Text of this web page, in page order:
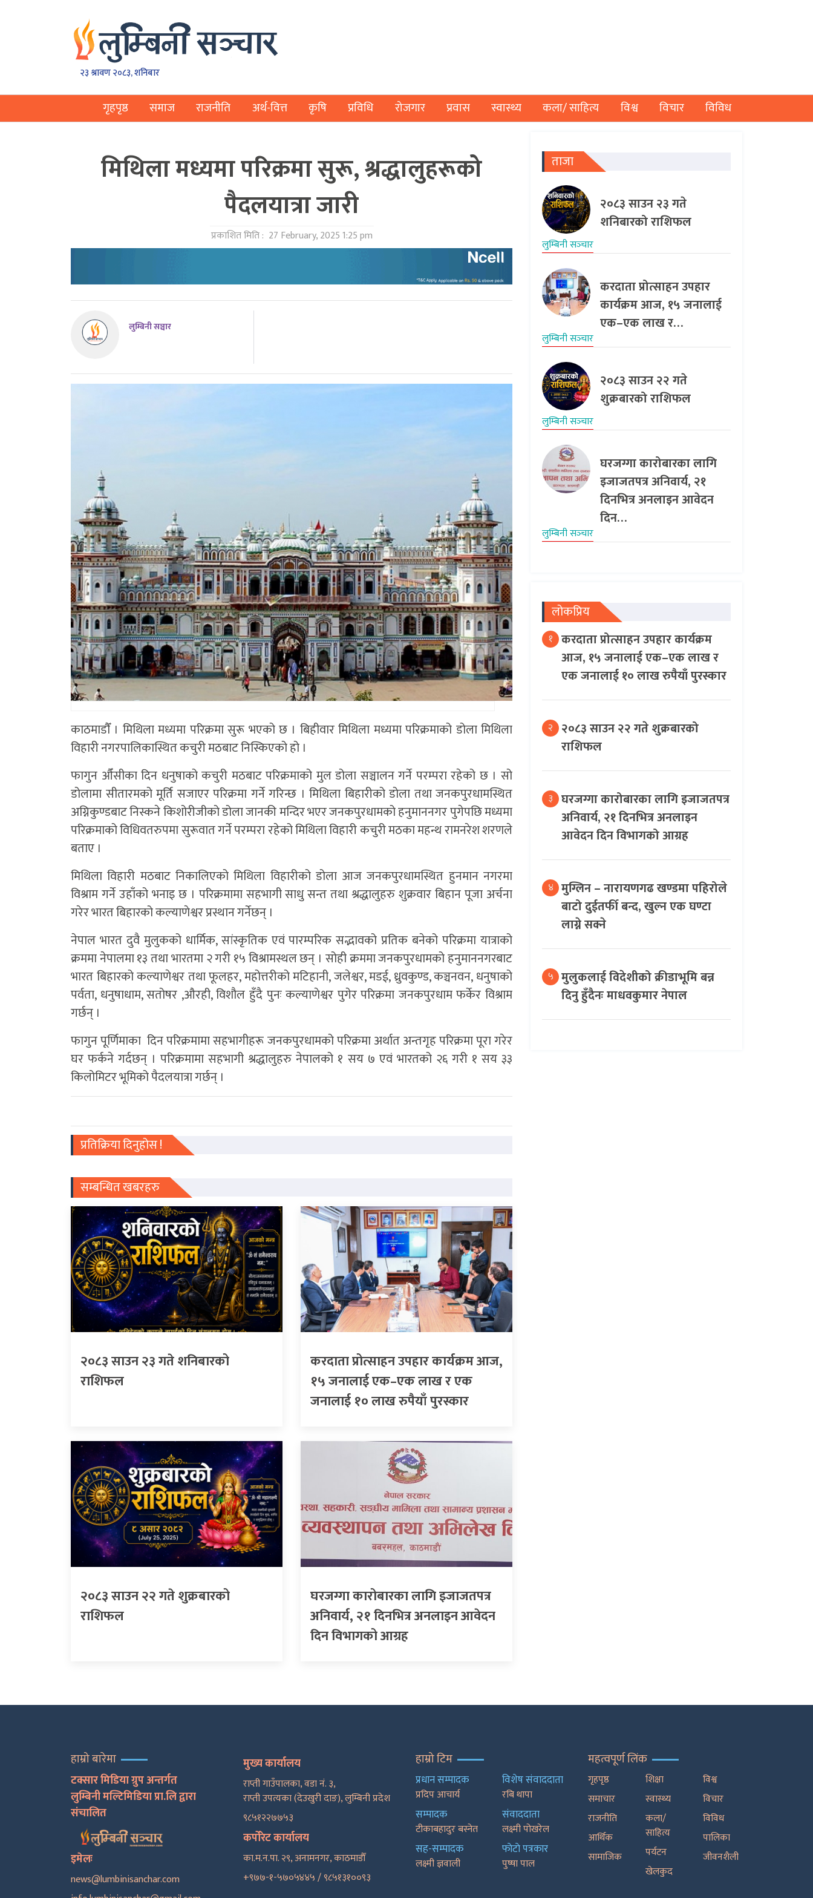
२३ श्रावण २०८३, शनिबार
गृहपृष्ठ समाज राजनीति अर्थ-वित्त कृषि प्रविधि रोजगार प्रवास स्वास्थ्य कला/ साहित्य विश्व विचार विविध
मिथिला मध्यमा परिक्रमा सुरू, श्रद्धालुहरूको
पैदलयात्रा जारी
प्रकाशित मिति : 27 February, 2025 1:25 pm
लुम्बिनी सञ्चार
काठमाडाैँ । मिथिला मध्यमा परिक्रमा सुरू भएको छ । बिहीवार मिथिला मध्यमा परिक्रमाको डोला मिथिला
विहारी नगरपालिकास्थित कचुरी मठबाट निस्किएको हो ।
फागुन औँसीका दिन धनुषाको कचुरी मठबाट परिक्रमाको मुल डोला सञ्चालन गर्ने परम्परा रहेको छ । सो
डोलामा सीतारमको मूर्ति सजाएर परिक्रमा गर्ने गरिन्छ । मिथिला बिहारीको डोला तथा जनकपुरधामस्थित
अग्निकुण्डबाट निस्कने किशोरीजीको डोला जानकी मन्दिर भएर जनकपुरधामको हनुमाननगर पुगेपछि मध्यमा
परिक्रमाको विधिवतरुपमा सुरूवात गर्ने परम्परा रहेको मिथिला विहारी कचुरी मठका महन्थ रामनरेश शरणले
बताए ।
मिथिला विहारी मठबाट निकालिएको मिथिला विहारीको डोला आज जनकपुरधामस्थित हुनमान नगरमा
विश्राम गर्ने उहाँको भनाइ छ । परिक्रमामा सहभागी साधु सन्त तथा श्रद्धालुहरु शुक्रवार बिहान पूजा अर्चना
गरेर भारत बिहारको कल्याणेश्वर प्रस्थान गर्नेछन् ।
नेपाल भारत दुवै मुलुकको धार्मिक, सांस्कृतिक एवं पारम्परिक सद्भावको प्रतिक बनेको परिक्रमा यात्राको
क्रममा नेपालमा १३ तथा भारतमा २ गरी १५ विश्रामस्थल छन् । सोही क्रममा जनकपुरधामको हनुमाननगरबाट
भारत बिहारको कल्याणेश्वर तथा फूलहर, महोत्तरीको मटिहानी, जलेश्वर, मडई, ध्रुवकुण्ड, कञ्चनवन, धनुषाको
पर्वता, धनुषाधाम, सतोषर ,औरही, विशौल हुँदै पुनः कल्याणेश्वर पुगेर परिक्रमा जनकपुरधाम फर्केर विश्राम
गर्छन् ।
फागुन पूर्णिमाका दिन परिक्रमामा सहभागीहरू जनकपुरधामको परिक्रमा अर्थात अन्तगृह परिक्रमा पूरा गरेर
घर फर्कने गर्दछन् । परिक्रमामा सहभागी श्रद्धालुहरु नेपालको १ सय ७ एवं भारतको २६ गरी १ सय ३३
किलोमिटर भूमिको पैदलयात्रा गर्छन् ।
प्रतिक्रिया दिनुहोस !
सम्बन्धित खबरहरु
२०८३ साउन २३ गते शनिबारको
राशिफल
करदाता प्रोत्साहन उपहार कार्यक्रम आज,
१५ जनालाई एक–एक लाख र एक
जनालाई १० लाख रुपैयाँ पुरस्कार
२०८३ साउन २२ गते शुक्रबारको
राशिफल
घरजग्गा कारोबारका लागि इजाजतपत्र
अनिवार्य, २१ दिनभित्र अनलाइन आवेदन
दिन विभागको आग्रह
ताजा
२०८३ साउन २३ गते
शनिबारको राशिफल
लुम्बिनी सञ्‍चार
करदाता प्रोत्साहन उपहार
कार्यक्रम आज, १५ जनालाई
एक–एक लाख र…
लुम्बिनी सञ्‍चार
२०८३ साउन २२ गते
शुक्रबारको राशिफल
लुम्बिनी सञ्‍चार
घरजग्गा कारोबारका लागि
इजाजतपत्र अनिवार्य, २१
दिनभित्र अनलाइन आवेदन
दिन…
लुम्बिनी सञ्‍चार
लोकप्रिय
१ करदाता प्रोत्साहन उपहार कार्यक्रम
आज, १५ जनालाई एक–एक लाख र
एक जनालाई १० लाख रुपैयाँ पुरस्कार
२ २०८३ साउन २२ गते शुक्रबारको
राशिफल
३ घरजग्गा कारोबारका लागि इजाजतपत्र
अनिवार्य, २१ दिनभित्र अनलाइन
आवेदन दिन विभागको आग्रह
४ मुग्लिन – नारायणगढ खण्डमा पहिरोले
बाटो दुईतर्फी बन्द, खुल्न एक घण्टा
लाग्ने सक्ने
५ मुलुकलाई विदेशीको क्रीडाभूमि बन्न
दिनु हुँदैनः माधवकुमार नेपाल
हाम्रो बारेमा
टक्सार मिडिया ग्रुप अन्तर्गत
लुम्बिनी मल्टिमिडिया प्रा.लि द्वारा
संचालित
इमेलः
news@lumbinisanchar.com
मुख्य कार्यालय
राप्ती गाउँपालका, वडा नं. ३,
राप्ती उपत्यका (देउखुरी दाङ), लुम्बिनी प्रदेश
९८५१२२७७५३
कर्पोरेट कार्यालय
का.म.न.पा. २९, अनामनगर, काठमाडाैँ
+९७७-१-५७०५४४५ / ९८५१३१००९३
हाम्रो टिम
प्रधान सम्पादक
प्रदिप आचार्य
सम्पादक
टीकाबहादुर बस्नेत
सह-सम्पादक
लक्ष्मी ज्ञवाली
विशेष संवाददाता
रबि थापा
संवाददाता
लक्ष्मी पोखरेल
फाेटाे पत्रकार
पुष्षा पाल
महत्वपूर्ण लिंक
गृहपृष्ठ
समाचार
राजनीति
आर्थिक
सामाजिक
शिक्षा
स्वास्थ्य
कला/
साहित्य
पर्यटन
खेलकुद
विश्व
विचार
विविध
पालिका
जीवनशैली